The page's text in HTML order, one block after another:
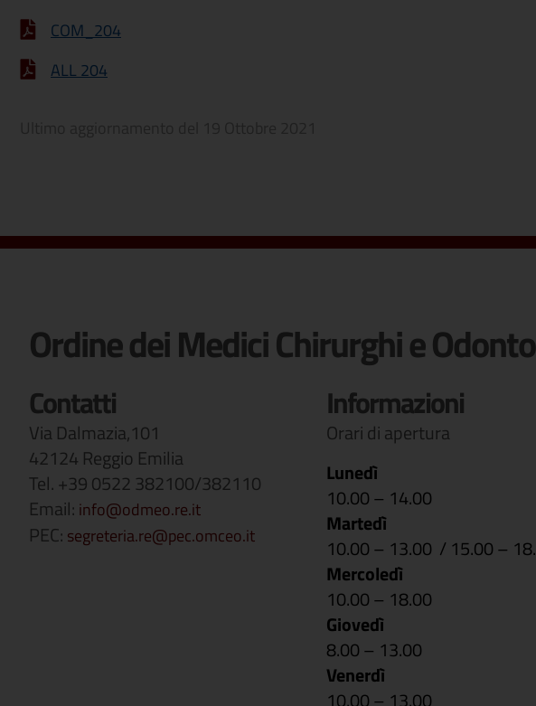
COM_204
ALL 204
Ordine dei Medici Chirurghi e
Contatti
Via Dalmazia,101
42124 Reggio Emilia
Tel. +39 0522 382100/382110
Email: info@odmeo.re.it
PEC: segreteria.re@pec.omceo.it
Informazioni
Orari di apertura
Lunedì
10.00 – 14.00
Martedì
10.00 – 13.00 / 15.00 –
Mercoledì
10.00 – 18.00
Giovedì
8.00 – 13.00
Venerdì
10.00 – 13.00